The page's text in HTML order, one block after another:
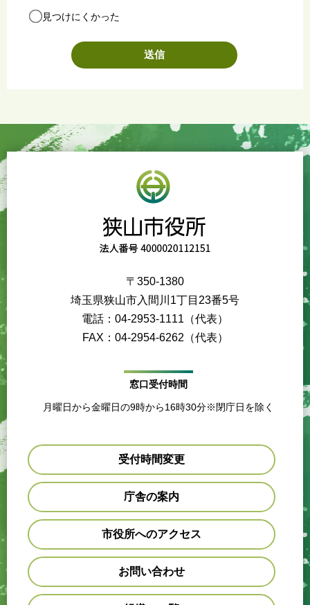
見つけにくかった
〒350-1380
埼玉県狭山市入間川1丁目23番5号
電話：04-2953-1111（代表）
FAX：04-2954-6262（代表）
窓口受付時間
月曜日から金曜日の9時から16時30分※閉庁日を除く
受付時間変更
庁舎の案内
市役所へのアクセス
お問い合わせ